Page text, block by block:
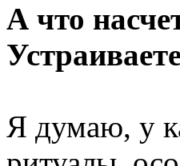
А что
Я думаю, у